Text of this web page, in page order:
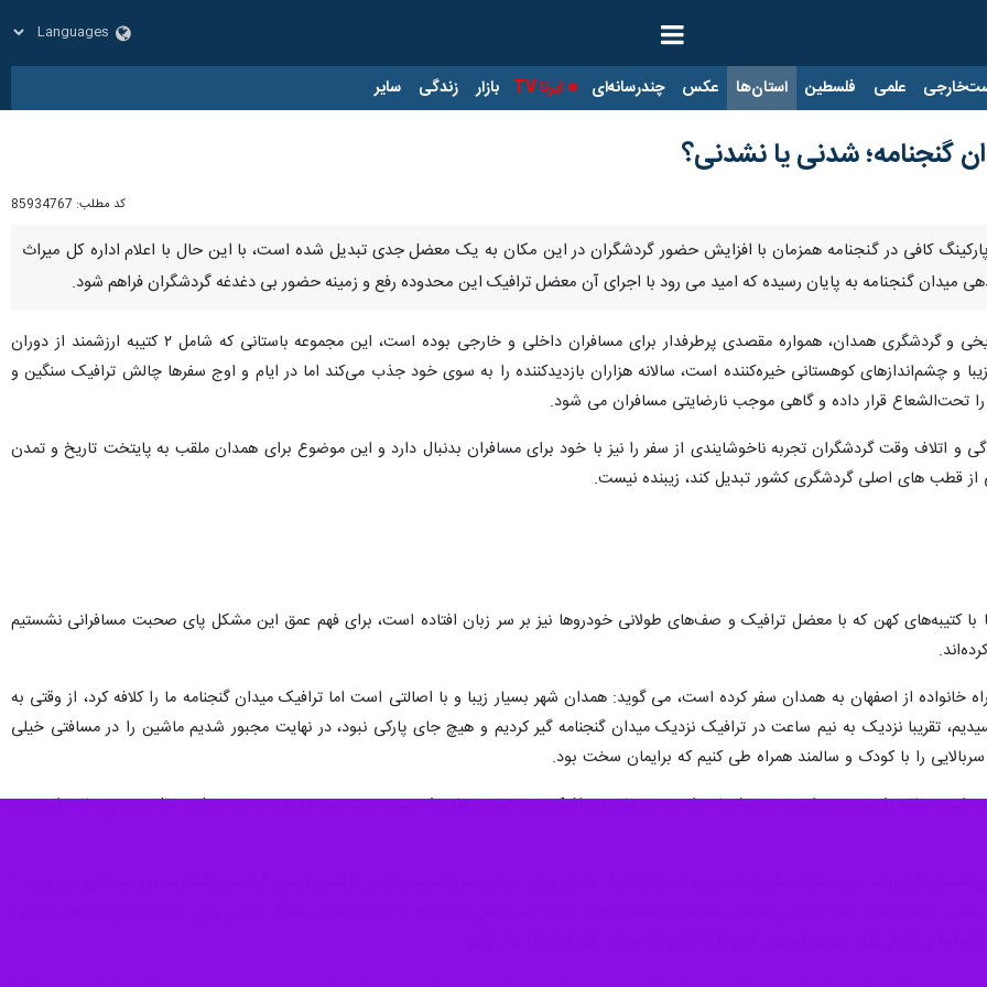
علمی فلسطین استان‌ها عکس چندرسانه‌ای ایرنا TV بازار زندگی سایر
گنجنامه؛ شدنی یا نشدنی؟
کد مطلب: 85934767